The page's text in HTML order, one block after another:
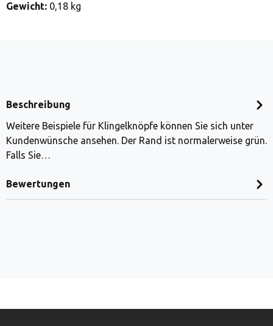
Gewicht: 0,18 kg
Beschreibung
Weitere Beispiele für Klingelknöpfe können Sie sich unter
Kundenwünsche ansehen. Der Rand ist normalerweise grün.
Falls Sie…
Bewertungen